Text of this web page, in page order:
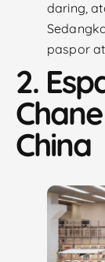
daring,
paspor
2.
China